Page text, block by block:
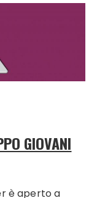
GIOVANI
è aperto a